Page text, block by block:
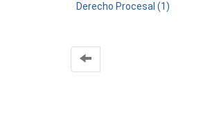
Derecho Procesal (1)